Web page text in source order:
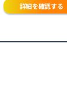
詳細を確認する